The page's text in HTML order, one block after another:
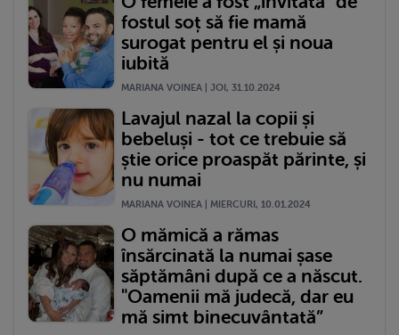
fostul soț să fie mamă
surogat pentru el și noua
iubită
MARIANA VOINEA | JOI, 31.10.2024
Lavajul nazal la copii și
bebeluși - tot ce trebuie să
știe orice proaspăt părinte, și
nu numai
MARIANA VOINEA | MIERCURI, 10.01.2024
O mămică a rămas
însărcinată la numai șase
săptămâni după ce a născut.
"Oamenii mă judecă, dar eu
mă simt binecuvântată”